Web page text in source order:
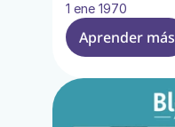
1 ene 1970
Aprender más